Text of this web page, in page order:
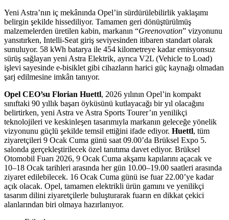
Yeni Astra’nın iç mekânında Opel’in sürdürülebilirlik yaklaşımı
belirgin şekilde hissediliyor. Tamamen geri dönüştürülmüş
malzemelerden üretilen kabin, markanın “Greenovation” vizyonunu
yansıtırken, Intelli‑Seat giriş seviyesinden itibaren standart olarak
sunuluyor. 58 kWh batarya ile 454 kilometreye kadar emisyonsuz
sürüş sağlayan yeni Astra Elektrik, ayrıca V2L (Vehicle to Load)
işlevi sayesinde e-bisiklet gibi cihazların harici güç kaynağı olmadan
şarj edilmesine imkân tanıyor.
Opel CEO’su Florian Huettl, 2026 yılının Opel’in kompakt
sınıftaki 90 yıllık başarı öyküsünü kutlayacağı bir yıl olacağını
belirtirken, yeni Astra ve Astra Sports Tourer’ın yenilikçi
teknolojileri ve keskinleşen tasarımıyla markanın geleceğe yönelik
vizyonunu güçlü şekilde temsil ettiğini ifade ediyor. Huettl, tüm
ziyaretçileri 9 Ocak Cuma günü saat 09.00’da Brüksel Expo 5.
salonda gerçekleştirilecek özel tanıtıma davet ediyor. Brüksel
Otomobil Fuarı 2026, 9 Ocak Cuma akşamı kapılarını açacak ve
10–18 Ocak tarihleri arasında her gün 10.00–19.00 saatleri arasında
ziyaret edilebilecek. 16 Ocak Cuma günü ise fuar 22.00’ye kadar
açık olacak. Opel, tamamen elektrikli ürün gamını ve yenilikçi
tasarım dilini ziyaretçilerle buluşturarak fuarın en dikkat çekici
alanlarından biri olmaya hazırlanıyor.